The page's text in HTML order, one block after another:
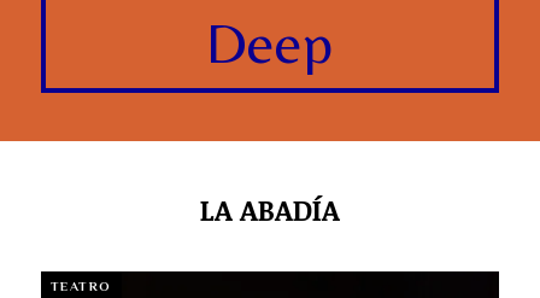
Deep
LA ABADÍA
TEATRO